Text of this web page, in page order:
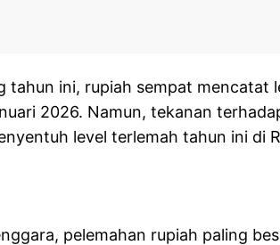
tahun ini, rupiah sempat mencatat
2026. Namun, tekanan
level terlemah tahun ini di
pelemahan rupiah paling